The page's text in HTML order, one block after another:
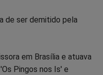
Compartilhar
TelegramGettr
de ser demitido pela
em Brasília e atuava
Pingos nos Is' e